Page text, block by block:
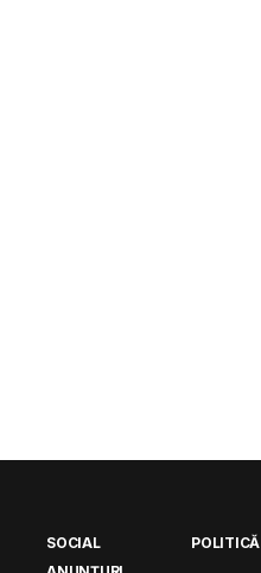
SOCIAL POLITICĂ